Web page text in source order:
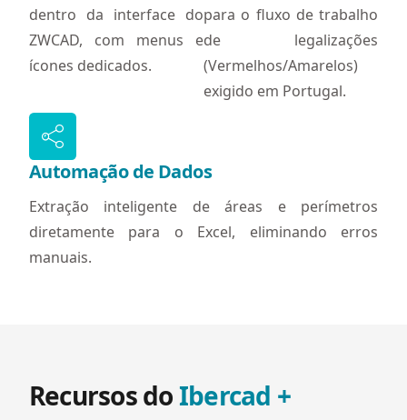
dentro da interface do
ZWCAD, com menus e
ícones dedicados.
para o fluxo de trabalho
de legalizações
(Vermelhos/Amarelos)
exigido em Portugal.
Automação de Dados
Extração inteligente de áreas e perímetros
diretamente para o Excel, eliminando erros
manuais.
Recursos doIbercad +